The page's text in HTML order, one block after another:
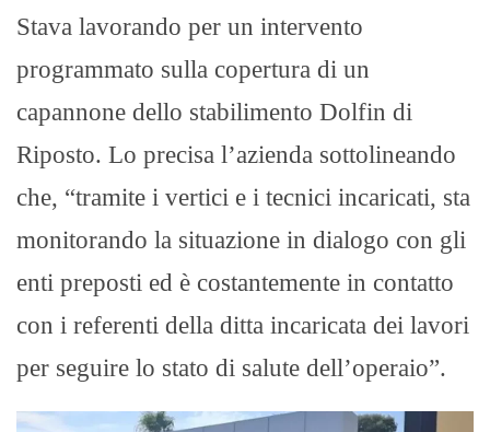
Stava lavorando per un intervento
programmato sulla copertura di un
capannone dello stabilimento Dolfin di
Riposto. Lo precisa l’azienda sottolineando
che, “tramite i vertici e i tecnici incaricati, sta
monitorando la situazione in dialogo con gli
enti preposti ed è costantemente in contatto
con i referenti della ditta incaricata dei lavori
per seguire lo stato di salute dell’operaio”.